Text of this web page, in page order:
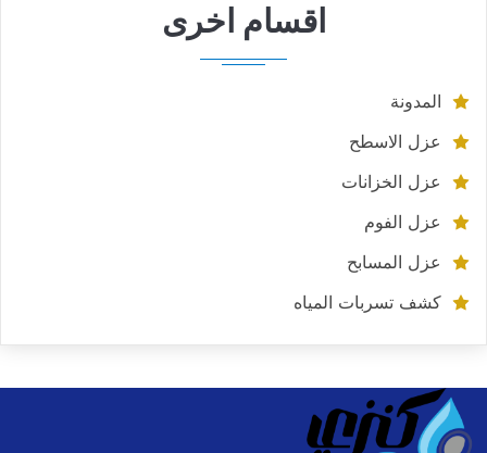
اقسام اخرى
المدونة
عزل الاسطح
عزل الخزانات
عزل الفوم
عزل المسابح
كشف تسربات المياه